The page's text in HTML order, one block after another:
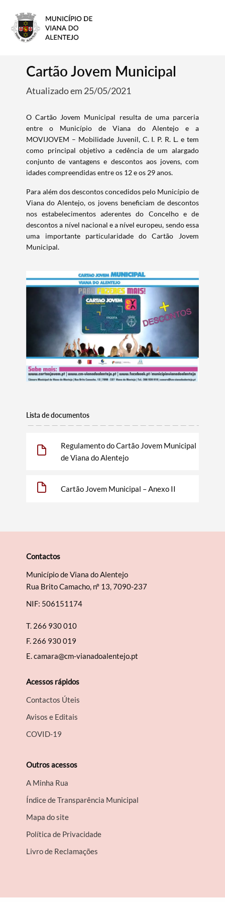
Categorias gerais
Filtros
Cartão Jovem Municipal
Atualizado em 25/05/2021
O Cartão Jovem Municipal resulta de uma parceria
entre o Município de Viana do Alentejo e a
MOVIJOVEM – Mobilidade Juvenil, C. I. P. R. L. e tem
como principal objetivo a cedência de um alargado
conjunto de vantagens e descontos aos jovens, com
idades compreendidas entre os 12 e os 29 anos.
Para além dos descontos concedidos pelo Município de
Viana do Alentejo, os jovens beneficiam de descontos
nos estabelecimentos aderentes do Concelho e de
descontos a nível nacional e a nível europeu, sendo essa
uma importante particularidade do Cartão Jovem
Municipal.
Lista de documentos
Regulamento do Cartão Jovem Municipal
de Viana do Alentejo
Cartão Jovem Municipal – Anexo II
Contactos
Município de Viana do Alentejo
Rua Brito Camacho, nº 13, 7090-237
NIF: 506151174
T. 266 930 010
F. 266 930 019
E.camara@cm-vianadoalentejo.pt
Acessos rápidos
Contactos Úteis
Avisos e Editais
COVID-19
Outros acessos
A Minha Rua
Índice de Transparência Municipal
Mapa do site
Política de Privacidade
Livro de Reclamações